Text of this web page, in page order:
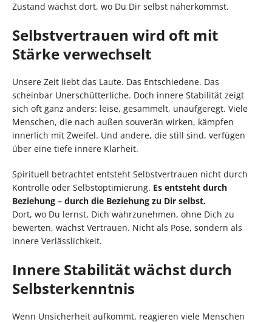
Zustand wächst dort, wo Du Dir selbst näherkommst.
Selbstvertrauen wird oft mit
Stärke verwechselt
Unsere Zeit liebt das Laute. Das Entschiedene. Das
scheinbar Unerschütterliche. Doch innere Stabilität zeigt
sich oft ganz anders: leise, gesammelt, unaufgeregt. Viele
Menschen, die nach außen souverän wirken, kämpfen
innerlich mit Zweifel. Und andere, die still sind, verfügen
über eine tiefe innere Klarheit.
Spirituell betrachtet entsteht Selbstvertrauen nicht durch
Kontrolle oder Selbstoptimierung. Es entsteht durch
Beziehung – durch die Beziehung zu Dir selbst.
Dort, wo Du lernst, Dich wahrzunehmen, ohne Dich zu
bewerten, wächst Vertrauen. Nicht als Pose, sondern als
innere Verlässlichkeit.
Innere Stabilität wächst durch
Selbsterkenntnis
Wenn Unsicherheit aufkommt, reagieren viele Menschen